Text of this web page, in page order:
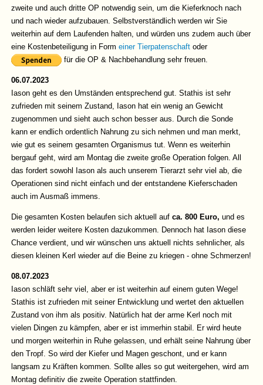
zweite und auch dritte OP notwendig sein, um die Kieferknoch nach
und nach wieder aufzubauen. Selbstverständlich werden wir Sie
weiterhin auf dem Laufenden halten, und würden uns zudem auch über
eine Kostenbeteiligung in Formeiner Tierpatenschaft oder
für die OP & Nachbehandlung sehr freuen.
06.07.2023
Iason geht es den Umständen entsprechend gut. Stathis ist sehr
zufrieden mit seinem Zustand, Iason hat ein wenig an Gewicht
zugenommen und sieht auch schon besser aus. Durch die Sonde
kann er endlich ordentlich Nahrung zu sich nehmen und man merkt,
wie gut es seinem gesamten Organismus tut. Wenn es weiterhin
bergauf geht, wird am Montag die zweite große Operation folgen. All
das fordert sowohl Iason als auch unserem Tierarzt sehr viel ab, die
Operationen sind nicht einfach und der entstandene Kieferschaden
auch im Ausmaß immens.
Die gesamten Kosten belaufen sich aktuell aufca. 800 Euro, und es
werden leider weitere Kosten dazukommen. Dennoch hat Iason diese
Chance verdient, und wir wünschen uns aktuell nichts sehnlicher, als
diesen kleinen Kerl wieder auf die Beine zu kriegen - ohne Schmerzen!
08.07.2023
Iason schläft sehr viel, aber er ist weiterhin auf einem guten Wege!
Stathis ist zufrieden mit seiner Entwicklung und wertet den aktuellen
Zustand von ihm als positiv. Natürlich hat der arme Kerl noch mit
vielen Dingen zu kämpfen, aber er ist immerhin stabil. Er wird heute
und morgen weiterhin in Ruhe gelassen, und erhält seine Nahrung über
den Tropf. So wird der Kiefer und Magen geschont, und er kann
langsam zu Kräften kommen. Sollte alles so gut weitergehen, wird am
Montag definitiv die zweite Operation stattfinden.